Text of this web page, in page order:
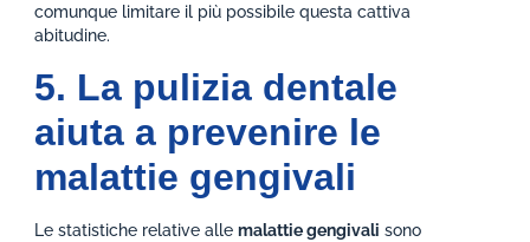
comunque limitare il più possibile questa cattiva
abitudine.
5. La pulizia dentale
aiuta a prevenire le
malattie gengivali
Le statistiche relative allemalattie gengivali sono